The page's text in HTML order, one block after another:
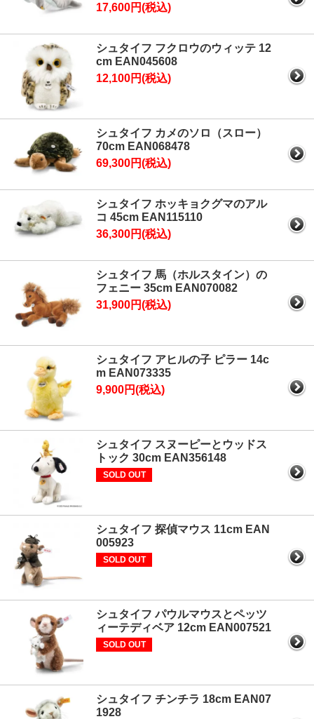
17,600円(税込)
シュタイフ フクロウのウィッテ 12
cm EAN045608
12,100円(税込)
シュタイフ カメのソロ（スロー）
70cm EAN068478
69,300円(税込)
シュタイフ ホッキョクグマのアル
コ 45cm EAN115110
36,300円(税込)
シュタイフ 馬（ホルスタイン）の
フェニー 35cm EAN070082
31,900円(税込)
シュタイフ アヒルの子 ピラー 14c
m EAN073335
9,900円(税込)
シュタイフ スヌーピーとウッドス
トック 30cm EAN356148
SOLD OUT
シュタイフ 探偵マウス 11cm EAN
005923
SOLD OUT
シュタイフ パウルマウスとペッツ
ィーテディベア 12cm EAN007521
SOLD OUT
シュタイフ チンチラ 18cm EAN07
1928